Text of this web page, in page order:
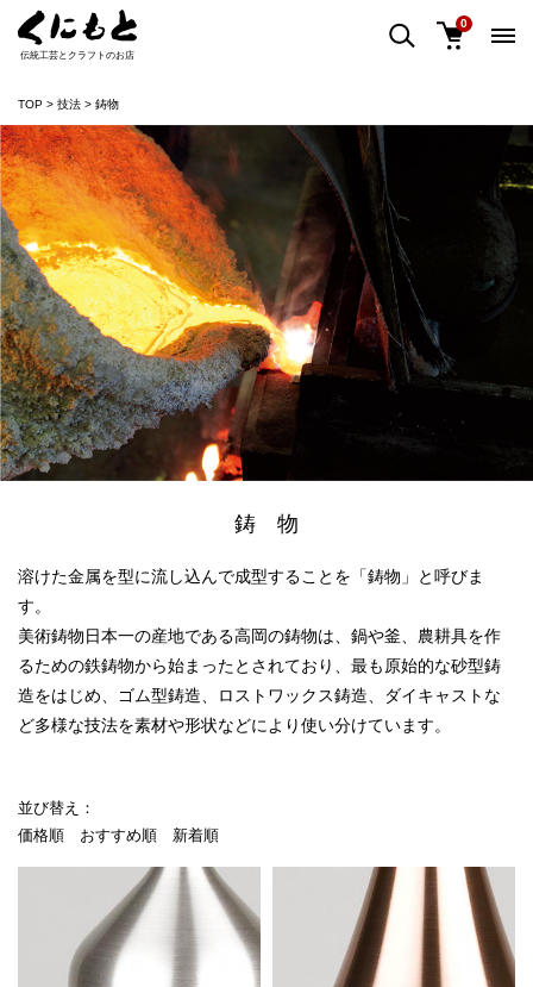
伝統工芸とクラフトのお店
0
TOP 技法 鋳物
鋳 物
溶けた金属を型に流し込んで成型することを「鋳物」と呼びま
す。
美術鋳物日本一の産地である高岡の鋳物は、鍋や釜、農耕具を作
るための鉄鋳物から始まったとされており、最も原始的な砂型鋳
造をはじめ、ゴム型鋳造、ロストワックス鋳造、ダイキャストな
ど多様な技法を素材や形状などにより使い分けています。
並び替え：
価格順
おすすめ順 新着順